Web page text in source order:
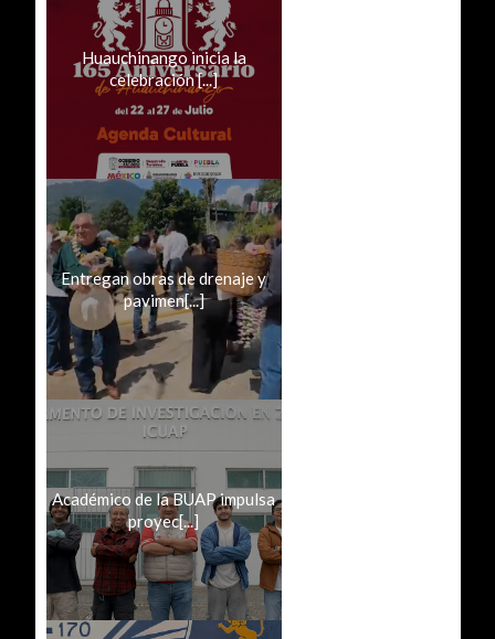
Huauchinango inicia la
celebración [...]
Entregan obras de drenaje y
pavimen[...]
Académico de la BUAP impulsa
proyec[...]